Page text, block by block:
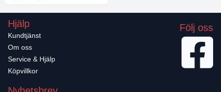
Hjälp
Kundtjänst
Om oss
Service & Hjälp
Köpvillkor
Följ oss